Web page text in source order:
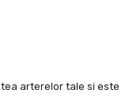
arterelor tale si este